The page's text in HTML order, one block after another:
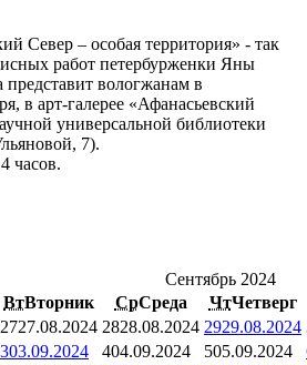
Север – особая территория» - так
работ петербурженки Яны
вологжанам в
в арт-галерее «Афанасьевский
универсальной библиотеки
7).
часов.
Сентябрь 2024
ВтВторник СрСреда ЧтЧетверг
2727.08.2024 2828.08.2024 2929.08.2024
303.09.2024 404.09.2024 505.09.2024